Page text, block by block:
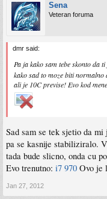
Sena
Veteran foruma
dmr said:
Pa ja kako sam tebe skonto da
kako sad to moze biti
ali je 10C previse! Evo kod
Sad sam se tek sjetio da
pa se kasnije stabiliziralo.
tada bude slicno, onda cu
Evo trenutno: i7 970 Ovo je
Jan 27, 2012